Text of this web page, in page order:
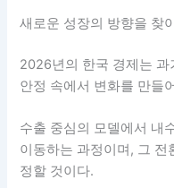
새로운 성장의 방향을 찾
2026년의 한국 경제는
안정 속에서 변화를 만들
수출 중심의 모델에서 내
이동하는 과정이며, 그 전
정할 것이다.